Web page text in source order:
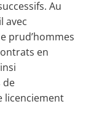
Au
avec
prud’hommes
en
de
licenciement